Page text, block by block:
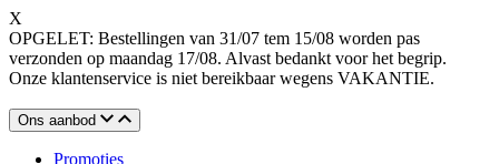
X
OPGELET: Bestellingen van 31/07 tem 15/08 worden pas
verzonden op maandag 17/08. Alvast bedankt voor het begrip.
Onze klantenservice is niet bereikbaar wegens VAKANTIE.
Ons aanbod
Promoties